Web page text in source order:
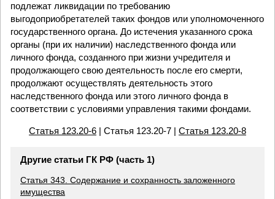
подлежат ликвидации по требованию
выгодоприобретателей таких фондов или уполномоченного
государственного органа. До истечения указанного срока
органы (при их наличии) наследственного фонда или
личного фонда, созданного при жизни учредителя и
продолжающего свою деятельность после его смерти,
продолжают осуществлять деятельность этого
наследственного фонда или этого личного фонда в
соответствии с условиями управления такими фондами.
Статья 123.20-6| Статья 123.20-7 | Статья 123.20-8
Другие статьи ГК РФ (часть 1)
Статья 343. Содержание и сохранность заложенного
имущества